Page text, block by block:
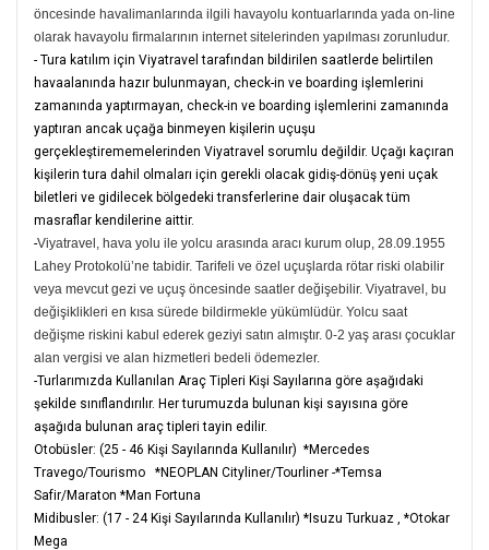
öncesinde havalimanlarında ilgili havayolu kontuarlarında yada on-line
olarak havayolu firmalarının internet sitelerinden yapılması zorunludur.
- Tura katılım için Viyatravel tarafından bildirilen saatlerde belirtilen
havaalanında hazır bulunmayan, check-in ve boarding işlemlerini
zamanında yaptırmayan, check-in ve boarding işlemlerini zamanında
yaptıran ancak uçağa binmeyen kişilerin uçuşu
gerçekleştirememelerinden Viyatravel sorumlu değildir. Uçağı kaçıran
kişilerin tura dahil olmaları için gerekli olacak gidiş-dönüş yeni uçak
biletleri ve gidilecek bölgedeki transferlerine dair oluşacak tüm
masraflar kendilerine aittir.
-Viyatravel, hava yolu ile yolcu arasında aracı kurum olup, 28.09.1955
Lahey Protokolü’ne tabidir. Tarifeli ve özel uçuşlarda rötar riski olabilir
veya mevcut gezi ve uçuş öncesinde saatler değişebilir. Viyatravel, bu
değişiklikleri en kısa sürede bildirmekle yükümlüdür. Yolcu saat
değişme riskini kabul ederek geziyi satın almıştır. 0-2 yaş arası çocuklar
alan vergisi ve alan hizmetleri bedeli ödemezler.
-Turlarımızda Kullanılan Araç Tipleri Kişi Sayılarına göre aşağıdaki
şekilde sınıflandırılır. Her turumuzda bulunan kişi sayısına göre
aşağıda bulunan araç tipleri tayin edilir.
Otobüsler: (25 - 46 Kişi Sayılarında Kullanılır) *Mercedes
Travego/Tourismo *NEOPLAN Cityliner/Tourliner -*Temsa
Safir/Maraton *Man Fortuna
Midibusler: (17 - 24 Kişi Sayılarında Kullanılır) *Isuzu Turkuaz , *Otokar
Mega